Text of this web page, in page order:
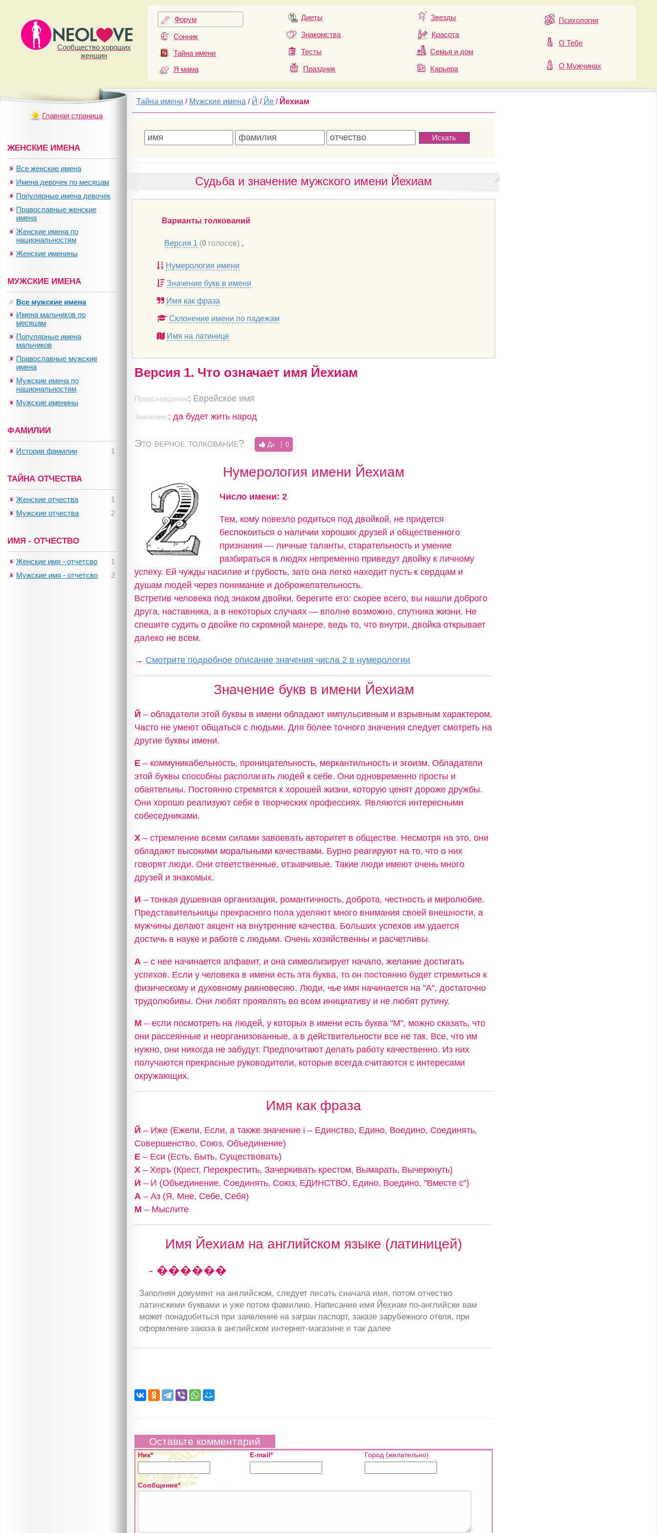
Сообщество хороших
женщин
Форум
Сонник
Тайна имени
Я мама
Диеты
Знакомства
Тесты
Праздник
Звезды
Красота
Семья и дом
Карьера
Психология
О Тебе
О Мужчинах
Тайна имени / Мужские имена / Й / Йе / Йехиам
Судьба и значение мужского имени Йехиам
Варианты толкований
Версия 1 (0 голосов) ,
Нумерология имени
Значение букв в имени
Имя как фраза
Склонение имени по падежам
Имя на латинице
Версия 1. Что означает имя Йехиам
Происхождение: Еврейское имя
Значение:: да будет жить народ
Это верное толкование? Да 0
Нумерология имени Йехиам
Число имени: 2
Тем, кому повезло родиться под двойкой, не придется
беспокоиться о наличии хороших друзей и общественного
признания — личные таланты, старательность и умение
разбираться в людях непременно приведут двойку к личному
успеху. Ей чужды насилие и грубость, зато она легко находит пусть к сердцам и
душам людей через понимание и доброжелательность.
Встретив человека под знаком двойки, берегите его: скорее всего, вы нашли доброго
друга, наставника, а в некоторых случаях — вполне возможно, спутника жизни. Не
спешите судить о двойке по скромной манере, ведь то, что внутри, двойка открывает
далеко не всем.
→ Смотрите подробное описание значения числа 2 в нумерологии
Значение букв в имени Йехиам
Й – обладатели этой буквы в имени обладают импульсивным и взрывным характером.
Часто не умеют общаться с людьми. Для более точного значения следует смотреть на
другие буквы имени.
Е – коммуникабельность, проницательность, меркантильность и эгоизм. Обладатели
этой буквы способны располагать людей к себе. Они одновременно просты и
обаятельны. Постоянно стремятся к хорошей жизни, которую ценят дороже дружбы.
Они хорошо реализуют себя в творческих профессиях. Являются интересными
собеседниками.
Х – стремление всеми силами завоевать авторитет в обществе. Несмотря на это, они
обладают высокими моральными качествами. Бурно реагируют на то, что о них
говорят люди. Они ответственные, отзывчивые. Такие люди имеют очень много
друзей и знакомых.
И – тонкая душевная организация, романтичность, доброта, честность и миролюбие.
Представительницы прекрасного пола уделяют много внимания своей внешности, а
мужчины делают акцент на внутренние качества. Больших успехов им удается
достичь в науке и работе с людьми. Очень хозяйственны и расчетливы.
А – с нее начинается алфавит, и она символизирует начало, желание достигать
успехов. Если у человека в имени есть эта буква, то он постоянно будет стремиться к
физическому и духовному равновесию. Люди, чье имя начинается на "А", достаточно
трудолюбивы. Они любят проявлять во всем инициативу и не любят рутину.
М – если посмотреть на людей, у которых в имени есть буква "М", можно сказать, что
они рассеянные и неорганизованные, а в действительности все не так. Все, что им
нужно, они никогда не забудут. Предпочитают делать работу качественно. Из них
получаются прекрасные руководители, которые всегда считаются с интересами
окружающих.
Имя как фраза
Й – Иже (Ежели, Если, а также значение i – Единство, Едино, Воедино, Соединять,
Совершенство, Союз, Объединение)
Е – Еси (Есть, Быть, Существовать)
Х – Херъ (Крест, Перекрестить, Зачеркивать крестом, Вымарать, Вычеркнуть)
И – И (Объединение, Соединять, Союз, ЕДИНСТВО, Едино, Воедино, "Вместе с")
А – Аз (Я, Мне, Себе, Себя)
М – Мыслите
Имя Йехиам на английском языке (латиницей)
- ������
Заполняя документ на английском, следует писать сначала имя, потом отчество
латинскими буквами и уже потом фамилию. Написание имя Йехиам по-английски вам
может понадобиться при заявление на загран паспорт, заказе зарубежного отеля, при
оформление заказа в английском интернет-магазине и так далее
Оставьте комментарий
Ник* E-mail* Город (желательно)
Сообщение*
Главная страница
ЖЕНСКИЕ ИМЕНА
Все женские имена
Имена девочек по месяцам
Популярные имена девочек
Православные женские
имена
Женские имена по
национальностям
Женские именины
МУЖСКИЕ ИМЕНА
Все мужские имена
Имена мальчиков по
месяцам
Популярные имена
мальчиков
Православные мужские
имена
Мужские имена по
национальностям
Мужские именины
ФАМИЛИИ
1
История фамилии
ТАЙНА ОТЧЕСТВА
1
Женские отчества
2
Мужские отчества
ИМЯ - ОТЧЕСТВО
1
Женские имя - отчетсво
2
Мужские имя - отчетсво